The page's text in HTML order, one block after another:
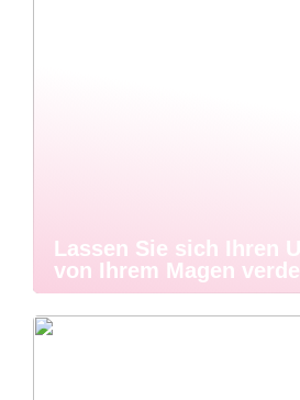
Lassen Sie sich Ihren
von Ihrem Magen